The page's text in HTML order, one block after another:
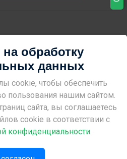
Construction
back later.
04
7
на обработку
данных
cookie, чтобы обеспечить
пользования нашим сайтом.
сайта, вы соглашаетесь
cookie в соответствии с
конфиденциальности